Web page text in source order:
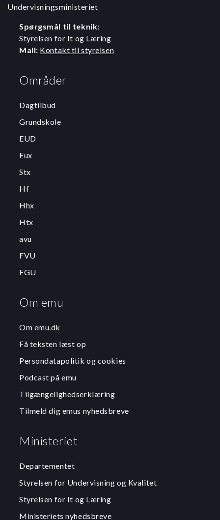
Undervisningsministeriet
Spørgsmål til teknik:
Styrelsen for It og Læring
Mail: Kontakt til styrelsen
Områder
Dagtilbud
Grundskole
EUD
Eux
Stx
Hf
Hhx
Htx
avu
FVU
FGU
Om emu
Om emu.dk
Få teksten læst op
Persondatapolitik og cookies
Podcast på emu
Tilgængelighedserklæring
Tilmeld dig emus nyhedsbreve
Ministeriet
Departementet
Styrelsen for Undervisning og Kvalitet
Styrelsen for It og Læring
Ministeriets nyhedsbreve